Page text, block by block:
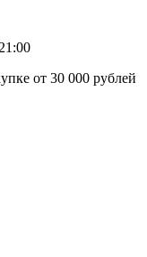
от 30 000 рублей